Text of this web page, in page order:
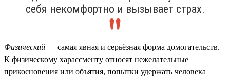
себя некомфортно и вызывает страх.
Физический — самая явная и серьёзная форма домогательств.
К физическому харассменту относят нежелательные
прикосновения или объятия, попытки удержать человека